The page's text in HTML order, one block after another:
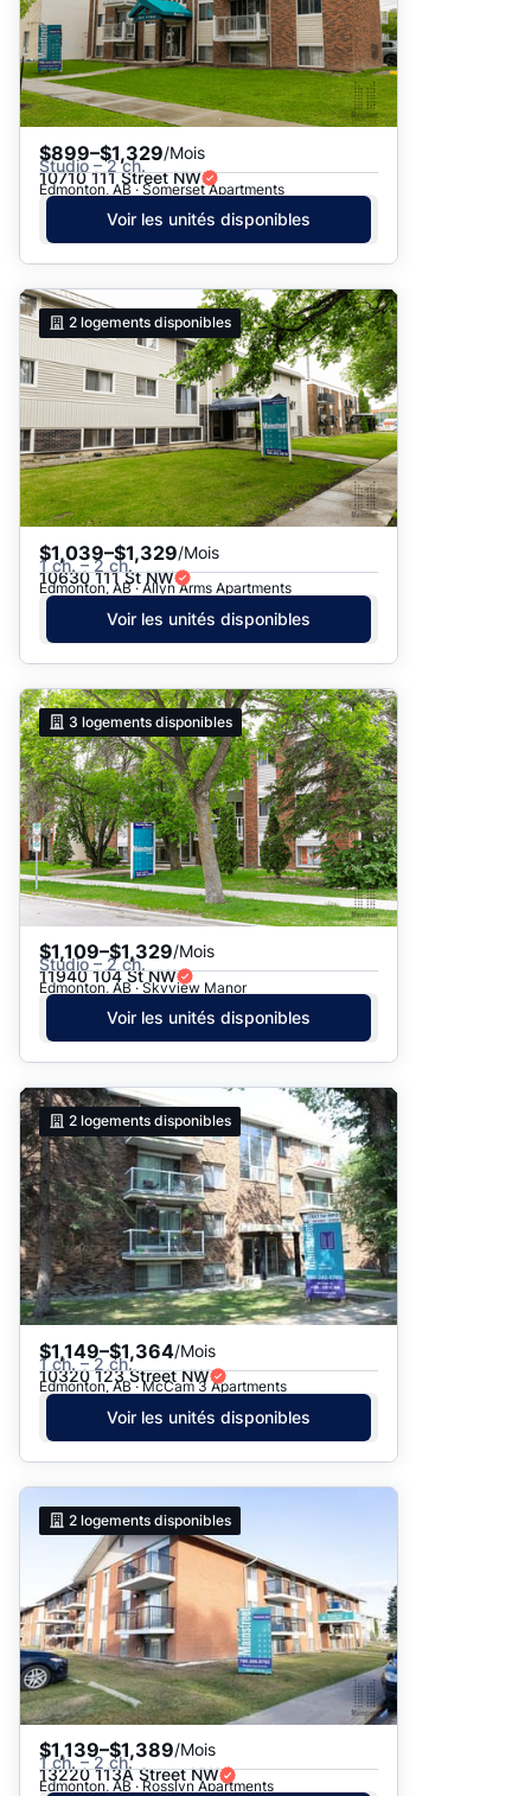
$899–$1,329/Mois
Studio – 2 ch.
10710 111 Street NW
Edmonton, AB · Somerset Apartments
Voir les unités disponibles
2 logements disponibles
$1,039–$1,329/Mois
1 ch. – 2 ch.
10630 111 St NW
Edmonton, AB · Allyn Arms Apartments
Voir les unités disponibles
3 logements disponibles
$1,109–$1,329/Mois
Studio – 2 ch.
11940 104 St NW
Edmonton, AB · Skyview Manor
Voir les unités disponibles
2 logements disponibles
$1,149–$1,364/Mois
1 ch. – 2 ch.
10320 123 Street NW
Edmonton, AB · McCam 3 Apartments
Voir les unités disponibles
2 logements disponibles
$1,139–$1,389/Mois
1 ch. – 2 ch.
13220 113A Street NW
Edmonton, AB · Rosslyn Apartments